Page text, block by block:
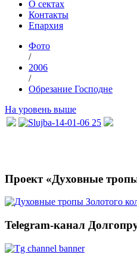
О сектах
Контакты
Епархия
Фото
/
2006
/
Обрезание Господне
На уровень выше
Проект «Духовные
Telegram-канал